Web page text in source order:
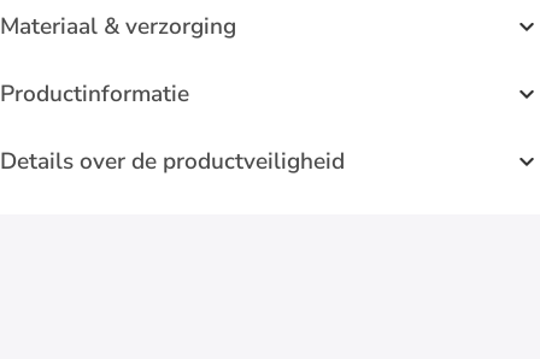
Materiaal & verzorging
Productinformatie
Details over de productveiligheid